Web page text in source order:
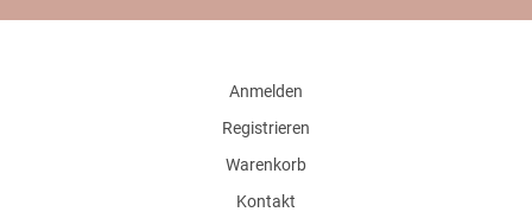
Anmelden
Registrieren
Warenkorb
Kontakt